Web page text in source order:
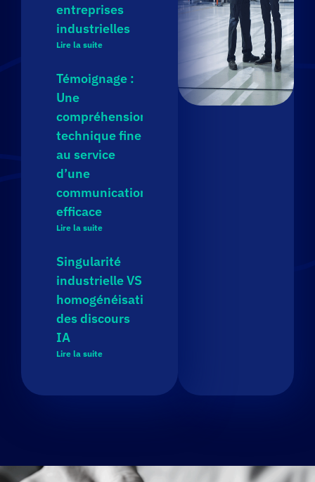
entreprises
industrielles
Lire la suite
Témoignage :
Une
compréhension
technique fine
au service
d’une
communication
efficace
Lire la suite
Singularité
industrielle VS
homogénéisation
des discours
IA
Lire la suite